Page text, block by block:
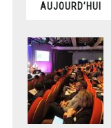
AUJOURD’HUI